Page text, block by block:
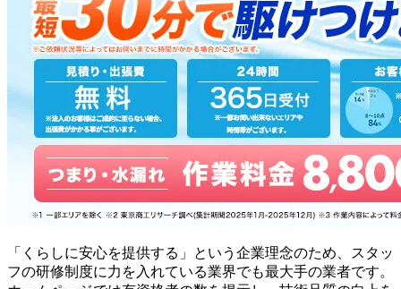
「くらしに安心を提供する」という企業理念のため、スタッ
フの研修制度に力を入れている業界でも最大手の業者です。